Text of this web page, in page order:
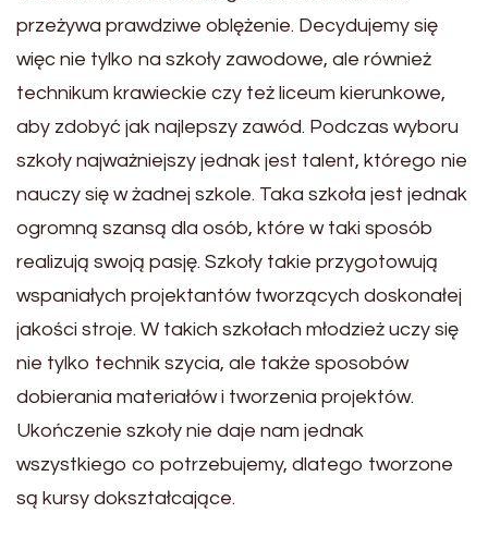
przeżywa prawdziwe oblężenie. Decydujemy się
więc nie tylko na szkoły zawodowe, ale również
technikum krawieckie czy też liceum kierunkowe,
aby zdobyć jak najlepszy zawód. Podczas wyboru
szkoły najważniejszy jednak jest talent, którego nie
nauczy się w żadnej szkole. Taka szkoła jest jednak
ogromną szansą dla osób, które w taki sposób
realizują swoją pasję. Szkoły takie przygotowują
wspaniałych projektantów tworzących doskonałej
jakości stroje. W takich szkołach młodzież uczy się
nie tylko technik szycia, ale także sposobów
dobierania materiałów i tworzenia projektów.
Ukończenie szkoły nie daje nam jednak
wszystkiego co potrzebujemy, dlatego tworzone
są kursy dokształcające.